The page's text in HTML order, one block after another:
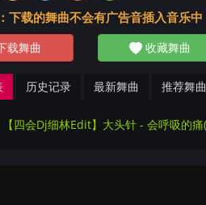
下载的舞曲不会有广告音插入音乐中
载舞曲 收藏舞曲
历史记录 最新舞曲 推荐舞曲